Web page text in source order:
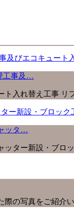
工事及…
ト入れ替え工事
ッタ…
ター新設・ブロ
際の写真をご紹